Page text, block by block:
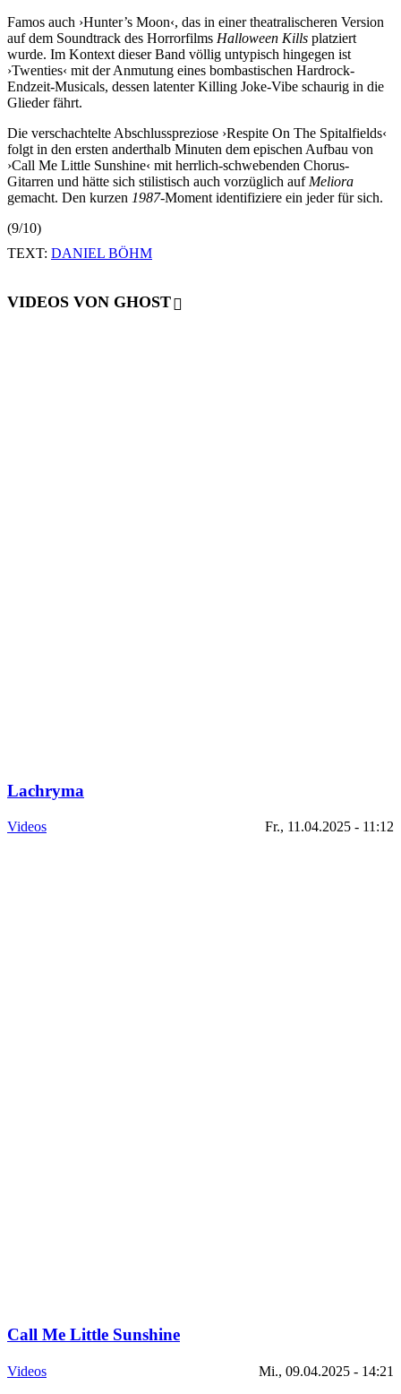
Famos auch ›Hunter’s Moon‹, das in einer theatralischeren Version
auf dem Soundtrack des Horrorfilms Halloween Kills platziert
wurde. Im Kontext dieser Band völlig untypisch hingegen ist
›Twenties‹ mit der Anmutung eines bombastischen Hardrock-
Endzeit-Musicals, dessen latenter Killing Joke-Vibe schaurig in die
Glieder fährt.
Die verschachtelte Abschlusspreziose ›Respite On The Spitalfields‹
folgt in den ersten anderthalb Minuten dem epischen Aufbau von
›Call Me Little Sunshine‹ mit herrlich-schwebenden Chorus-
Gitarren und hätte sich stilistisch auch vorzüglich auf Meliora
gemacht. Den kurzen 1987-Moment identifiziere ein jeder für sich.
(9/10)
TEXT: DANIEL BÖHM
VIDEOS VON GHOST
Lachryma
Videos Fr., 11.04.2025 - 11:12
Call Me Little Sunshine
Videos Mi., 09.04.2025 - 14:21